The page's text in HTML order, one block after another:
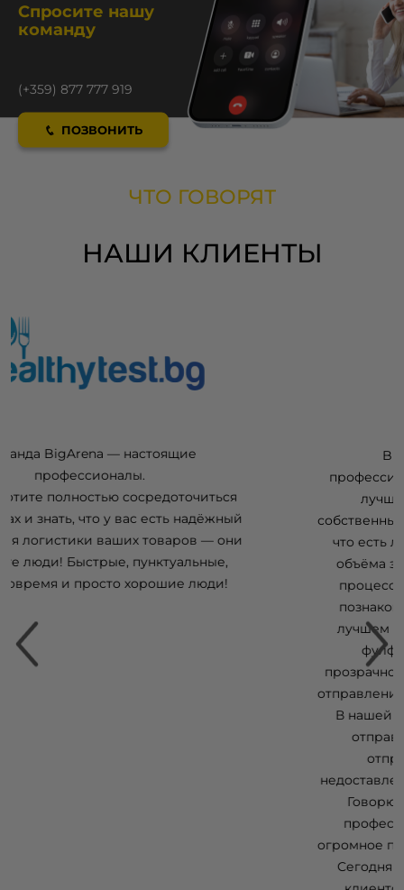
Спросите нашу
команду
(+359) 877 777 919
ПОЗВОНИТЬ
ЧТО ГОВОРЯТ
НАШИ КЛИЕНТЫ
BigArena показала нам, что
профессиональный фулфилмент — всегда
лучшее решение. Мы пробовали
собственный фулфилмент 2 года и не думали,
что есть лучший способ. Из-за огромного
объёма заказов нам пришлось передать
процессы на аутсорсинг. К счастью, нас
прозрачностью и отслеживаемостью. Наши
отправления всегда упаковываются вовремя!
В нашей крупнейшей кампании с 37 000
недоставленных заказов снизился ниже 2,5%.
огромное положительное влияние на бизнес.